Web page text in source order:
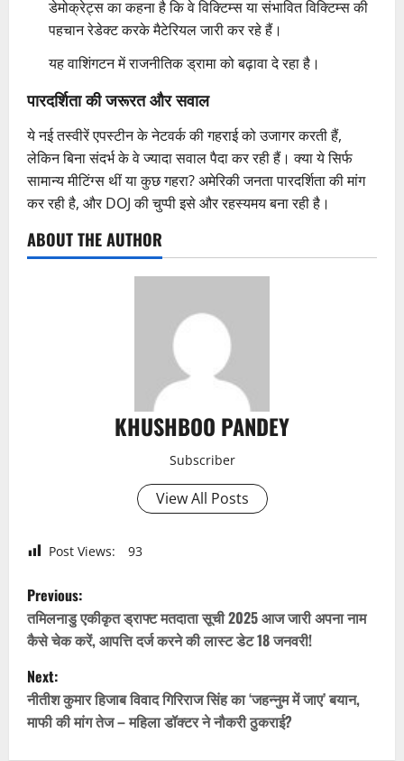
डेमोक्रेट्स का कहना है कि वे विक्टिम्स या संभावित विक्टिम्स की
पहचान रेडेक्ट करके मैटेरियल जारी कर रहे हैं।
यह वाशिंगटन में राजनीतिक ड्रामा को बढ़ावा दे रहा है।
पारदर्शिता की जरूरत और सवाल
ये नई तस्वीरें एपस्टीन के नेटवर्क की गहराई को उजागर करती हैं,
लेकिन बिना संदर्भ के वे ज्यादा सवाल पैदा कर रही हैं। क्या ये सिर्फ
सामान्य मीटिंग्स थीं या कुछ गहरा? अमेरिकी जनता पारदर्शिता की मांग
कर रही है, और DOJ की चुप्पी इसे और रहस्यमय बना रही है।
ABOUT THE AUTHOR
KHUSHBOO PANDEY
Subscriber
View All Posts
Post Views: 93
P
o
s
t
n
Previous:
तमिलनाडु एकीकृत ड्राफ्ट मतदाता सूची 2025 आज जारी अपना नाम
कैसे चेक करें, आपत्ति दर्ज करने की लास्ट डेट 18 जनवरी!
Next:
नीतीश कुमार हिजाब विवाद गिरिराज सिंह का ‘जहन्नुम में जाए’ बयान,
माफी की मांग तेज – महिला डॉक्टर ने नौकरी ठुकराई?